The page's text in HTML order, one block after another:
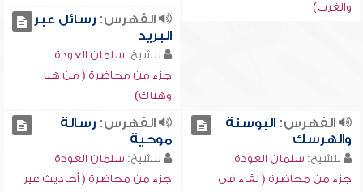
والغرب)
الفهرس:رسائل عبر
البريد
للشيخ: سلمان العودة
جزء من محاضرة ( من هنا
وهناك)
الفهرس:البوسنة
والهرسك
للشيخ: سلمان العودة
جزء من محاضرة ( لقاء في
الفهرس:رسالة
موحية
للشيخ: سلمان العودة
جزء من محاضرة ( أحاديث غير